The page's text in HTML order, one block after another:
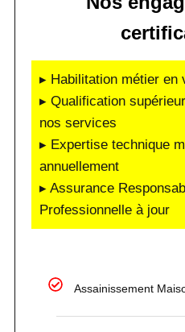
▸ Habilitation métier en
▸ Qualification
nos services
▸ Expertise technique
annuellement
▸ Assurance
Professionnelle à jour
Assainissement